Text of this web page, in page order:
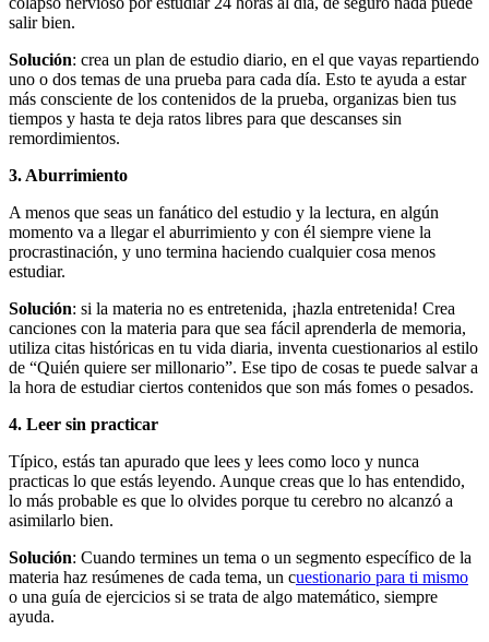
salir bien.
Solución: crea un plan de estudio diario, en el que vayas repartiendo
uno o dos temas de una prueba para cada día. Esto te ayuda a estar
más consciente de los contenidos de la prueba, organizas bien tus
tiempos y hasta te deja ratos libres para que descanses sin
remordimientos.
3. Aburrimiento
A menos que seas un fanático del estudio y la lectura, en algún
momento va a llegar el aburrimiento y con él siempre viene la
procrastinación, y uno termina haciendo cualquier cosa menos
estudiar.
Solución: si la materia no es entretenida, ¡hazla entretenida! Crea
canciones con la materia para que sea fácil aprenderla de memoria,
utiliza citas históricas en tu vida diaria, inventa cuestionarios al estilo
de “Quién quiere ser millonario”. Ese tipo de cosas te puede salvar a
la hora de estudiar ciertos contenidos que son más fomes o pesados.
4. Leer sin practicar
Típico, estás tan apurado que lees y lees como loco y nunca
practicas lo que estás leyendo. Aunque creas que lo has entendido,
lo más probable es que lo olvides porque tu cerebro no alcanzó a
asimilarlo bien.
Solución: Cuando termines un tema o un segmento específico de la
materia haz resúmenes de cada tema, un cuestionario para ti mismo
o una guía de ejercicios si se trata de algo matemático, siempre
ayuda.